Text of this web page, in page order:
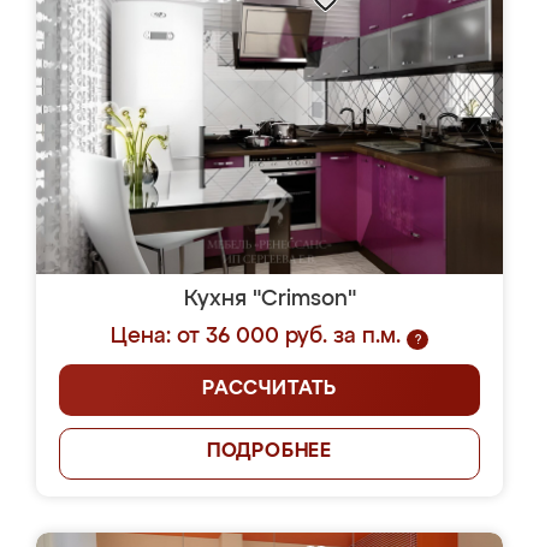
Кухня "Crimson"
Цена: от 36 000 руб. за п.м.
?
РАССЧИТАТЬ
ПОДРОБНЕЕ